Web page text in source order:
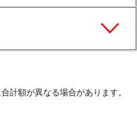
計額が異なる場合があります。